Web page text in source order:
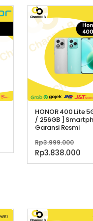
HONOR 400 Lite
/ 256GB ]
Garansi Resmi
Rp3.999.000
Rp3.838.000